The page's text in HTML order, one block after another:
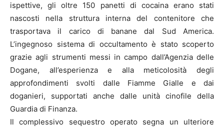
ispettive, gli oltre 150 panetti di cocaina erano stati
nascosti nella struttura interna del contenitore che
trasportava il carico di banane dal Sud America.
L’ingegnoso sistema di occultamento è stato scoperto
grazie agli strumenti messi in campo dall’Agenzia delle
Dogane, all’esperienza e alla meticolosità degli
approfondimenti svolti dalle Fiamme Gialle e dai
doganieri, supportati anche dalle unità cinofile della
Guardia di Finanza.
Il complessivo sequestro operato segna un ulteriore